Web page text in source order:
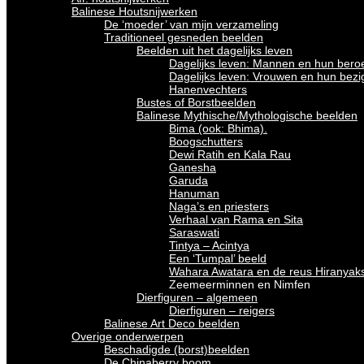
Balinese Houtsnijwerken
De ‘moeder’ van mijn verzameling
Traditioneel gesneden beelden
Beelden uit het dagelijks leven
Dagelijks leven: Mannen en hun
Dagelijks leven: Vrouwen en hun
Hanenvechters
Bustes of Borstbeelden
Balinese Mythische/Mythologische beelden
Bima (ook: Bhima).
Boogschutters
Dewi Ratih en Kala Rau
Ganesha
Garuda
Hanuman
Naga’s en priesters
Verhaal van Rama en Sita
Saraswati
Tintya – Acintya
Een ‘Tumpal’ beeld
Wahara Awatara en de reus
Zeemeerminnen en Nimfen
Dierfiguren – algemeen
Dierfiguren – reigers
Balinese Art Deco beelden
Overige onderwerpen
Beschadigde (borst)beelden